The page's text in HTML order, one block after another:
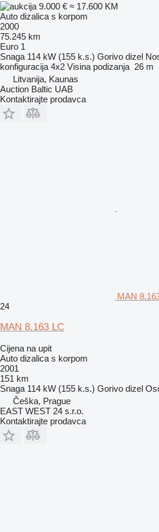
9.000 € ≈ 17.600 KM
Auto dizalica s korpom
2000
75.245 km
Euro 1
Snaga 114 kW (155 k.s.) Gorivo dizel
konfiguracija 4x2 Visina podizanja 26 m
Litvanija, Kaunas
Auction Baltic UAB
Kontaktirajte prodavca
MAN
24
MAN 8.163 LC
Cijena na upit
Auto dizalica s korpom
2001
151 km
Snaga 114 kW (155 k.s.) Gorivo dizel
Češka, Prague
EAST WEST 24 s.r.o.
Kontaktirajte prodavca